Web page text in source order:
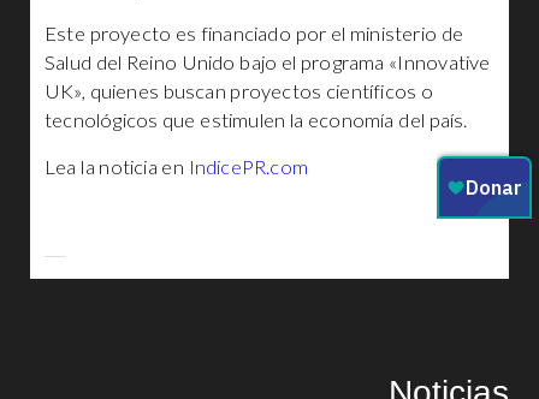
Este proyecto es financiado por el ministerio de
Salud del Reino Unido bajo el programa «Innovative
UK», quienes buscan proyectos científicos o
tecnológicos que estimulen la economía del país.
Lea la noticia en IndicePR.com